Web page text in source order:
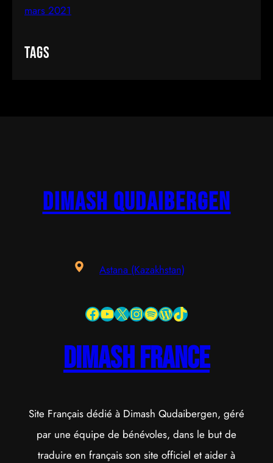
mars 2021
Tags
Dimash Qudaibergen
Astana (Kazakhstan)
Facebook YouTube X InstagramSpotify WordPress TikTok
dimash france
Site Français dédié à Dimash Qudaibergen, géré
par une équipe de bénévoles, dans le but de
traduire en français son site officiel et aider à